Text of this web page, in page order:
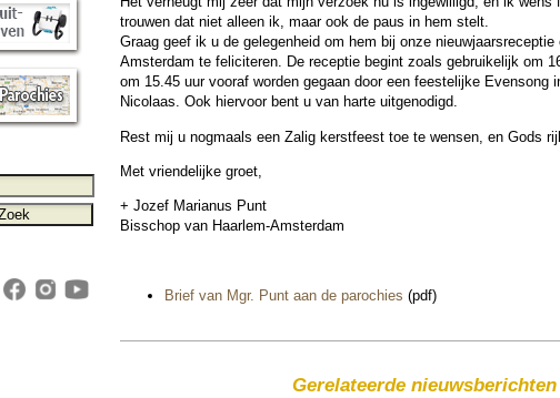
trouwen dat niet alleen ik, maar ook de paus in hem stelt.
Graag geef ik u de gelegen­heid om hem bij onze
Am­ster­dam te fe­li­ci­te­ren. De receptie begint zoals gebruike­lijk om
om 15.45 uur vooraf wor­den gegaan door een fees­te­lij­ke Evensong
Nicolaas. Ook hier­voor bent u van harte uit­ge­no­digd.
Rest mij u nogmaals een Zalig kerst­feest toe te wensen, en Gods
Met vrien­de­lijke groet,
+ Jozef Marianus Punt
Bis­schop van Haar­lem-Am­ster­dam
Brief van Mgr. Punt aan de pa­ro­chies (pdf)
Gerelateerde nieuwsberichten